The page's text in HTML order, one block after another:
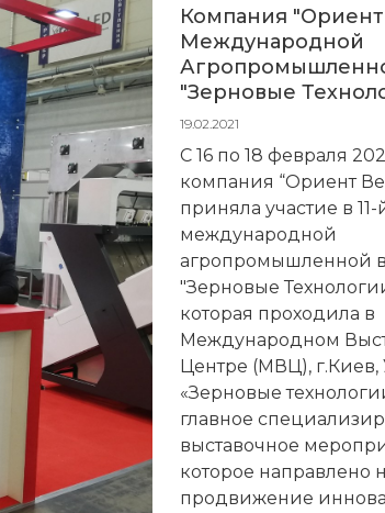
Компания
Международной
"Зерновые
19.02.2021
С 16 по 18 февраля
компания “Ориент
приняла участие в 11-
международной
агропромышленной
"Зерновые
которая проходила в
Международном
Центре (МВЦ), г.Киев,
«Зерновые
главное
выставочное
которое направлено
продвижение